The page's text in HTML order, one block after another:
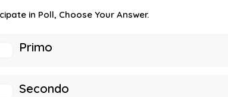
in Poll, Choose Your Answer.
Primo
Secondo